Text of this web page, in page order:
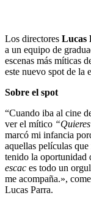
Los directores Lucas
a un equipo de
escenas más míticas
este nuevo spot de la
Sobre el spot
“Cuando iba al cine
ver el mítico
marcó mi infancia
aquellas películas
tenido la oportunidad
escac es todo un
me acompaña.»,
Lucas Parra.